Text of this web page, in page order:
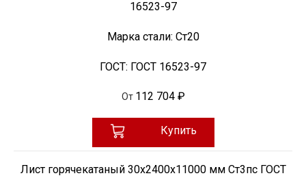
16523-97
Марка стали: Ст20
ГОСТ: ГОСТ 16523-97
От 112 704 ₽
Купить
Лист горячекатаный 30х2400х11000 мм Ст3пс ГОСТ